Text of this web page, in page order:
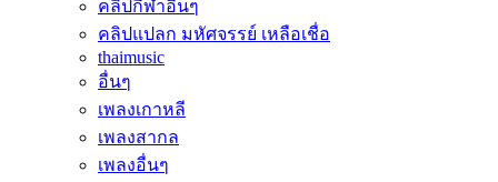
คลิปกีฬาอื่นๆ
คลิปแปลก มหัศจรรย์ เหลือเชื่อ
thaimusic
อื่นๆ
เพลงเกาหลี
เพลงสากล
เพลงอื่นๆ